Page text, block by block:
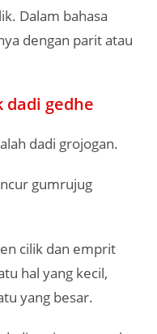
Dalam bahasa
dengan parit atau
dadi gedhe
dadi grojogan.
gumrujug
cilik dan emprit
hal yang kecil,
yang besar.